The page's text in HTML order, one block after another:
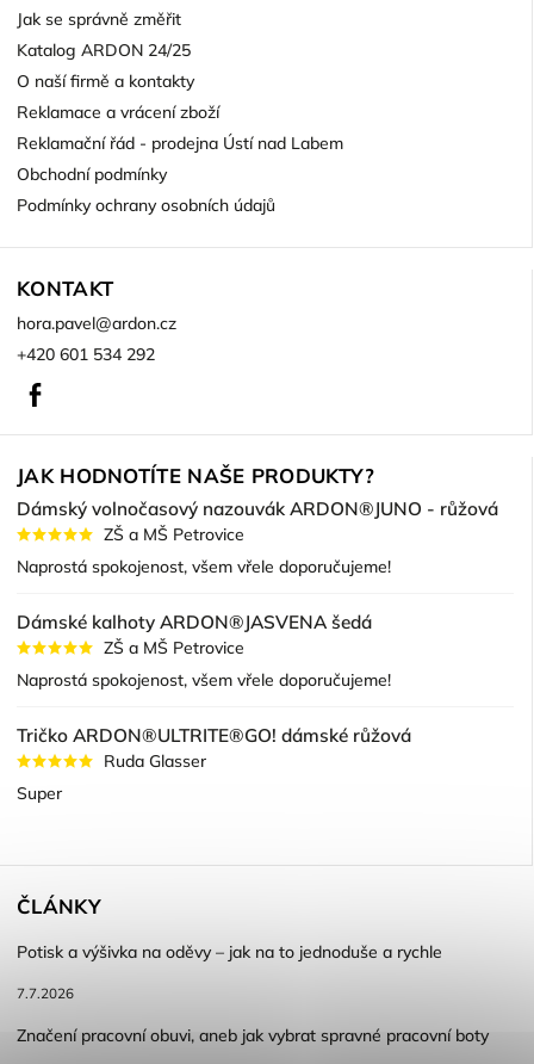
Jak se správně změřit
Katalog ARDON 24/25
O naší firmě a kontakty
Reklamace a vrácení zboží
Reklamační řád - prodejna Ústí nad Labem
Obchodní podmínky
Podmínky ochrany osobních údajů
KONTAKT
hora.pavel@ardon.cz
+420 601 534 292
JAK HODNOTÍTE NAŠE PRODUKTY?
Dámský volnočasový nazouvák ARDON®JUNO - růžová
ZŠ a MŠ Petrovice
Naprostá spokojenost, všem vřele doporučujeme!
Dámské kalhoty ARDON®JASVENA šedá
ZŠ a MŠ Petrovice
Naprostá spokojenost, všem vřele doporučujeme!
Tričko ARDON®ULTRITE®GO! dámské růžová
Ruda Glasser
Super
ČLÁNKY
Potisk a výšivka na oděvy – jak na to jednoduše a rychle
7.7.2026
Značení pracovní obuvi, aneb jak vybrat spravné pracovní boty